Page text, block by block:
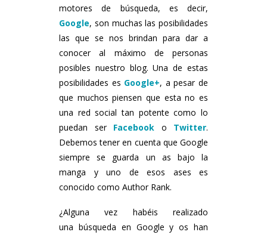
motores de búsqueda, es decir,
Google, son muchas las posibilidades
las que se nos brindan para dar a
conocer al máximo de personas
posibles nuestro blog. Una de estas
posibilidades es Google+, a pesar de
que muchos piensen que esta no es
una red social tan potente como lo
puedan ser
Facebook o Twitter.
Debemos tener en cuenta que Google
siempre se guarda un as bajo la
manga y uno de esos ases es
conocido como Author Rank.
¿Alguna vez habéis realizado
una búsqueda en Google y os han